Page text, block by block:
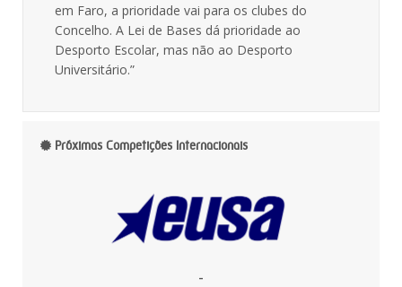
em Faro, a prioridade vai para os clubes do
Concelho. A Lei de Bases dá prioridade ao
Desporto Escolar, mas não ao Desporto
Universitário.”
Próximas Competições Internacionais
-